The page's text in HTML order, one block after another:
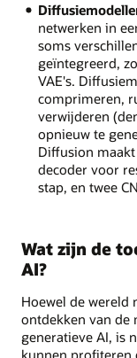
netwerken in
soms
geïntegreerd,
VAE's.
comprimeren,
verwijderen
opnieuw te
Diffusion
decoder voor
stap, en twee
Wat zijn de
AI?
Hoewel de wereld
ontdekken van de
generatieve AI, is
kunnen profiteren